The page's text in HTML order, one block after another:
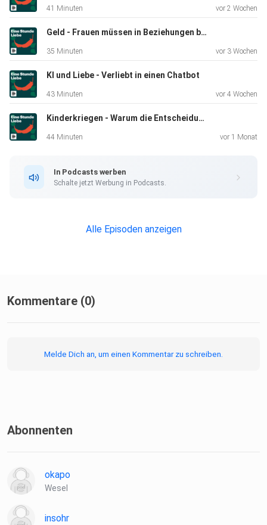
**********
Den Artikel zum Stück findet ihr hier.
**********
Ihr könnt uns auch auf diesen Kanälen folgen: TikTok und
41 Minuten vor 2 Wochen
Geld - Frauen müssen in Beziehungen besser vorsorgen
35 Minuten vor 3 Wochen
KI und Liebe - Verliebt in einen Chatbot
43 Minuten vor 4 Wochen
Kinderkriegen - Warum die Entscheidung gerade so schwierig ist
44 Minuten vor 1 Monat
In Podcasts werben
Schalte jetzt Werbung in Podcasts.
Alle Episoden anzeigen
Kommentare (0)
Melde Dich an, um einen Kommentar zu schreiben.
Abonnenten
okapo
Wesel
insohr